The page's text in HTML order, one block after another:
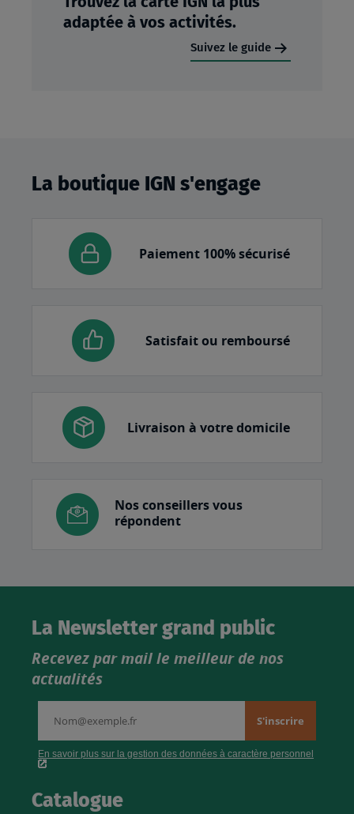
adaptée à vos activités.
Suivez le guide
La boutique IGN s'engage
Paiement 100% sécurisé
Satisfait ou remboursé
Livraison à votre domicile
Nos conseillers vous
répondent
La Newsletter grand public
Recevez par mail le meilleur de nos
actualités
Catalogue